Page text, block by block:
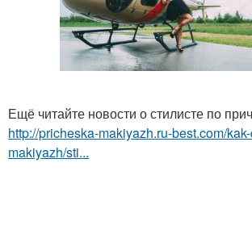
Ещё читайте новости о стилисте по
http://pricheska-makiyazh.ru-best.com/
makiyazh/sti...